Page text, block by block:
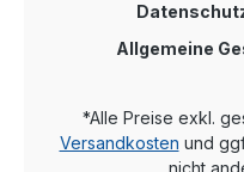
Allgemeine
*Alle Preise exkl.
Versandkosten und